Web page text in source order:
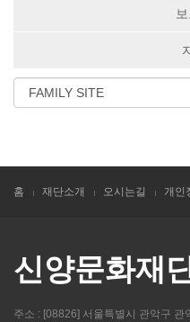
홈 재단소개 오시는길 개인
신양문화재
주소 : [08826] 서울특별시 관악구